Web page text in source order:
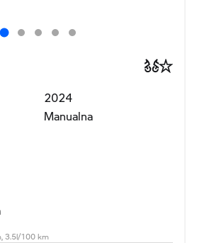
2024
Manualna
3.5l/100 km